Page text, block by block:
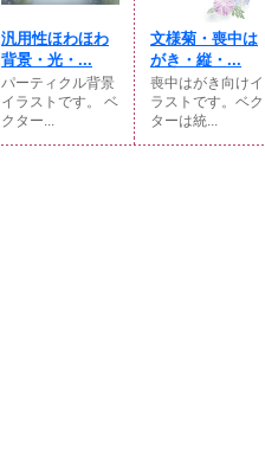
汎用性ほわほわ
背景・光・...
パーティクル背景
イラストです。 ベ
クター...
文様菊・喪中は
がき・縦・...
喪中はがき向けイ
ラストです。ベク
ターは統...